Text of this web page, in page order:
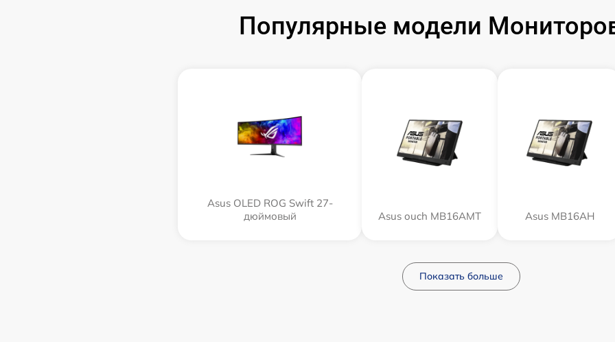
Популярные модели
Asus OLED ROG Swift 27-
дюймовый
Asus ouch MB16AMT Asus MB16AH
Показать больше